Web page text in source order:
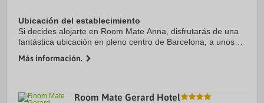
Ubicación del establecimiento
Si decides alojarte en Room Mate Anna, disfrutarás de una
fantástica ubicación en pleno centro de Barcelona, a unos
se encuentra a 0,8 km de Plaza ...
Más información.
Room Mate Gerard Hotel